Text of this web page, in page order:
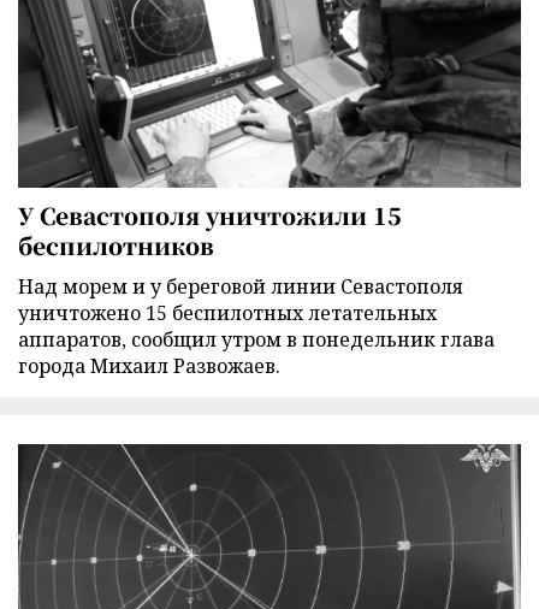
У Севастополя уничтожили 15
беспилотников
Над морем и у береговой линии Севастополя
уничтожено 15 беспилотных летательных
аппаратов, сообщил утром в понедельник глава
города Михаил Развожаев.